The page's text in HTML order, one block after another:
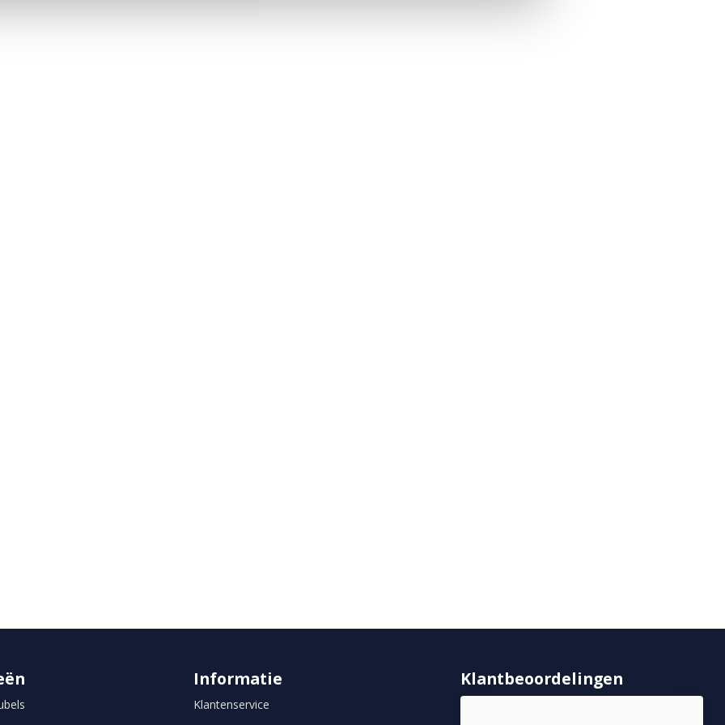
Informatie
Klantenservice
Klantbeoordelingen